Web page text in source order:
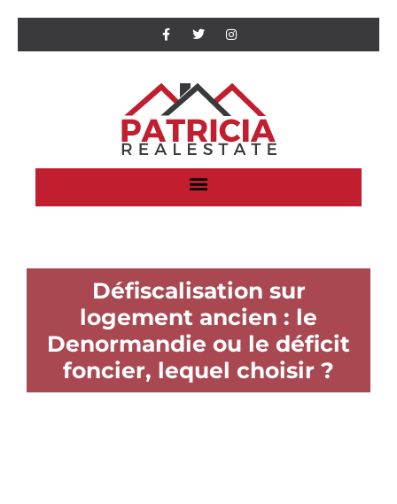
Défiscalisation sur
logement ancien : le
Denormandie ou le déficit
foncier, lequel choisir ?